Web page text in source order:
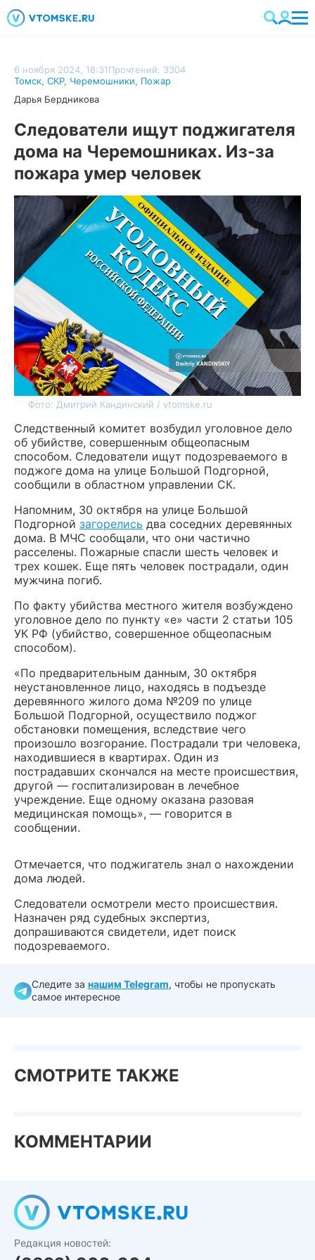
6 ноября 2024, 18:31Прочтений: 3304
Томск, СКР, Черемошники, Пожар
Дарья Бердникова
Следователи ищут поджигателя
дома на Черемошниках. Из-за
пожара умер человек
Фото: Дмитрий Кандинский / vtomske.ru
Следственный комитет возбудил уголовное дело
об убийстве, совершенным общеопасным
способом. Следователи ищут подозреваемого в
поджоге дома на улице Большой Подгорной,
сообщили в областном управлении СК.
Напомним, 30 октября на улице Большой
Подгорной загорелись два соседних деревянных
дома. В МЧС сообщали, что они частично
расселены. Пожарные спасли шесть человек и
трех кошек. Еще пять человек пострадали, один
мужчина погиб.
По факту убийства местного жителя возбуждено
уголовное дело по пункту «е» части 2 статьи 105
УК РФ (убийство, совершенное общеопасным
способом).
«По предварительным данным, 30 октября
неустановленное лицо, находясь в подъезде
деревянного жилого дома №209 по улице
Большой Подгорной, осуществило поджог
обстановки помещения, вследствие чего
произошло возгорание. Пострадали три человека,
находившиеся в квартирах. Один из
пострадавших скончался на месте происшествия,
другой — госпитализирован в лечебное
учреждение. Еще одному оказана разовая
медицинская помощь», — говорится в
сообщении.
Отмечается, что поджигатель знал о нахождении
дома людей.
Следователи осмотрели место происшествия.
Назначен ряд судебных экспертиз,
допрашиваются свидетели, идет поиск
подозреваемого.
Следите за нашим Telegram, чтобы не пропускать
самое интересное
СМОТРИТЕ ТАКЖЕ
КОММЕНТАРИИ
Редакция новостей: